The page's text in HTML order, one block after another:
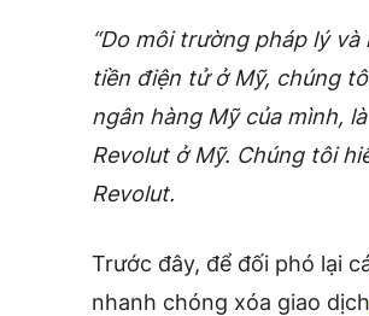
“Do môi trường pháp lý
tiền điện tử ở Mỹ, chúng
ngân hàng Mỹ của mình,
Revolut ở Mỹ. Chúng tôi
Revolut.
Trước đây, để đối phó lại
nhanh chóng xóa giao dịch